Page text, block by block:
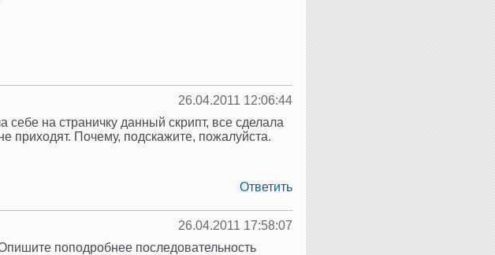
26.04.2011 12:06:44
себе на страничку данный скрипт, все сделала
приходят. Почему, подскажите, пожалуйста.
Ответить
26.04.2011 17:58:07
поподробнее последовательность